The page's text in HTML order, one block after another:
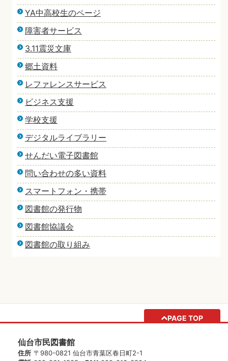
YA中高校生のページ
障害者サービス
3.11震災文庫
郷土資料
レファレンスサービス
ビジネス支援
学校支援
デジタルライブラリー
せんだい電子図書館
問い合わせの多い資料
スマートフォン・携帯
図書館の発行物
図書館協議会
図書館の取り組み
PAGE TOP
仙台市民図書館
住所 〒980-0821 仙台市青葉区春日町2-1